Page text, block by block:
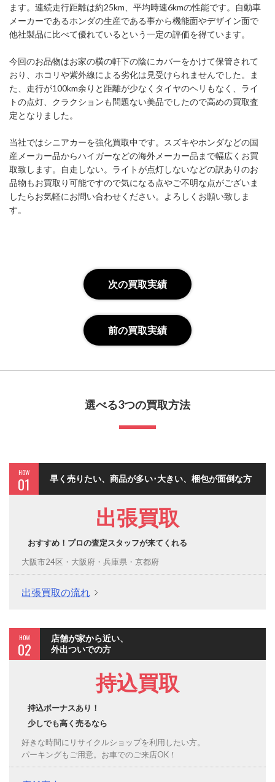
ます。連続走行距離は約25km、平均時速6kmの性能です。自動車
メーカーであるホンダの生産である事から機能面やデザイン面で
他社製品に比べて優れているという一定の評価を得ています。
今回のお品物はお家の横の軒下の陰にカバーをかけて保管されて
おり、ホコリや紫外線による劣化は見受けられませんでした。ま
た、走行が100km余りと距離が少なくタイヤのヘリもなく、ライ
トの点灯、クラクションも問題ない美品でしたので高めの買取査
定となりました。
当社ではシニアカーを強化買取中です。スズキやホンダなどの国
産メーカー品からハイガーなどの海外メーカー品まで幅広くお買
取致します。自走しない。ライトが点灯しないなどの訳ありのお
品物もお買取り可能ですので気になる点やご不明な点がございま
したらお気軽にお問い合わせください。よろしくお願い致しま
す。
次の買取実績
前の買取実績
選べる3つの買取方法
HOW
01 早く売りたい、商品が多い･大きい、梱包が面倒な方
出張買取
おすすめ！プロの査定スタッフが来てくれる
大阪市24区・大阪府・兵庫県・京都府
出張買取の流れ
HOW
02
店舗が家から近い、
外出ついでの方
持込買取
持込ボーナスあり！
少しでも高く売るなら
好きな時間にリサイクルショップを利用したい方。
パーキングもご用意。お車でのご来店OK！